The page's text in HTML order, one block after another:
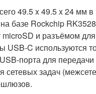
49.5 x 49.5 x 24 мм в
базе Rockchip
microSD и разъёмом
C используются
порта для
сетевых задач
шлюзов.